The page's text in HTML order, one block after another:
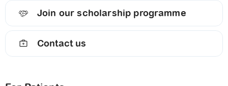
Join our scholarship programme
Contact us